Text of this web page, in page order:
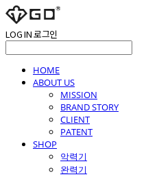
LOG IN로그인
HOME
ABOUT US
MISSION
BRAND STORY
CLIENT
PATENT
SHOP
악력기
완력기